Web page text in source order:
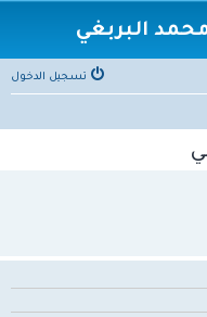
البربغي
تسجيل الدخول